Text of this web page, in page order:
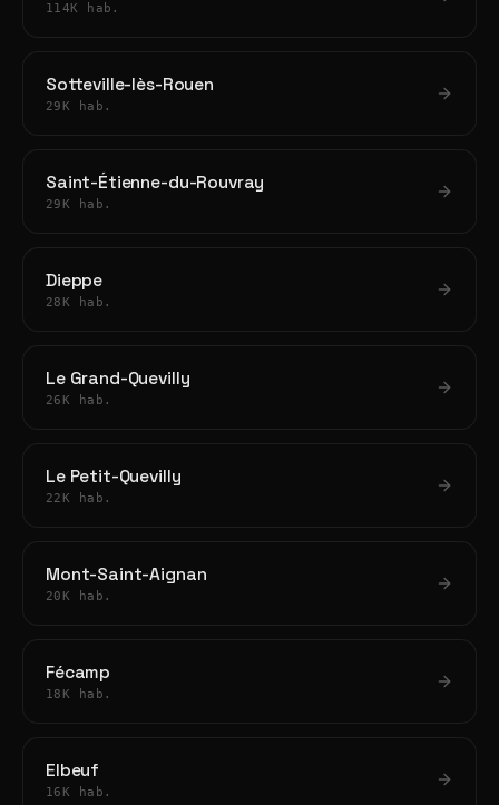
114K hab.
Sotteville-lès-Rouen
29K hab.
Saint-Étienne-du-Rouvray
29K hab.
Dieppe
28K hab.
Le Grand-Quevilly
26K hab.
Le Petit-Quevilly
22K hab.
Mont-Saint-Aignan
20K hab.
Fécamp
18K hab.
Elbeuf
16K hab.